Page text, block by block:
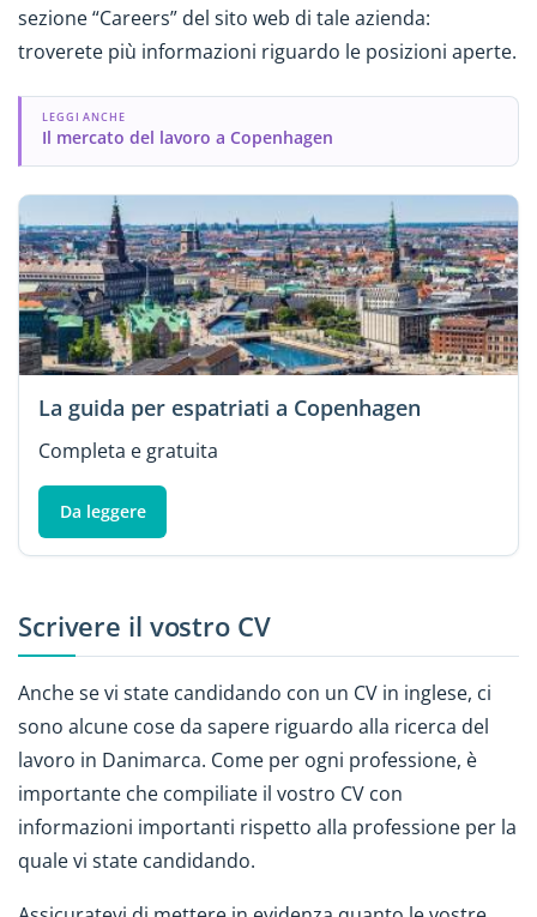
sezione “Careers” del sito web di tale azienda:
troverete più informazioni riguardo le posizioni aperte.
LEGGI ANCHE
Il mercato del lavoro a Copenhagen
La guida per espatriati a Copenhagen
Completa e gratuita
Da leggere
Scrivere il vostro CV
Anche se vi state candidando con un CV in inglese, ci
sono alcune cose da sapere riguardo alla ricerca del
lavoro in Danimarca. Come per ogni professione, è
importante che compiliate il vostro CV con
informazioni importanti rispetto alla professione per la
quale vi state candidando.